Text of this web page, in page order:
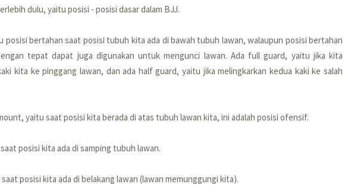
dulu, yaitu posisi - posisi dasar dalam BJJ.
posisi bertahan saat posisi tubuh kita ada di bawah tubuh lawan, walaupun posisi bertahan
tepat dapat juga digunakan untuk mengunci lawan. Ada full guard, yaitu jika kita
kita ke pinggang lawan, dan ada half guard, yaitu jika melingkarkan kedua kaki ke salah
yaitu saat posisi kita berada di atas tubuh lawan kita, ini adalah posisi ofensif.
posisi kita ada di samping tubuh lawan.
posisi kita ada di belakang lawan (lawan memunggungi kita).